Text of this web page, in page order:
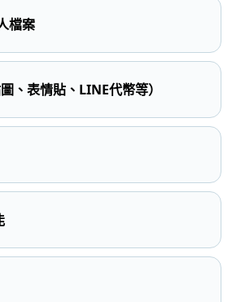
檔案
、表情貼、LINE代幣等）